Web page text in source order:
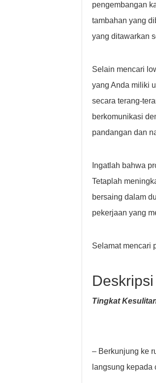
pengembangan
tambahan yang
yang ditawarkan
Selain mencari
yang Anda miliki
secara terang-
berkomunikasi
pandangan dan
Ingatlah bahwa
Tetaplah
bersaing dalam
pekerjaan yang
Selamat mencari
Tingkat
– Berkunjung ke
langsung kepada